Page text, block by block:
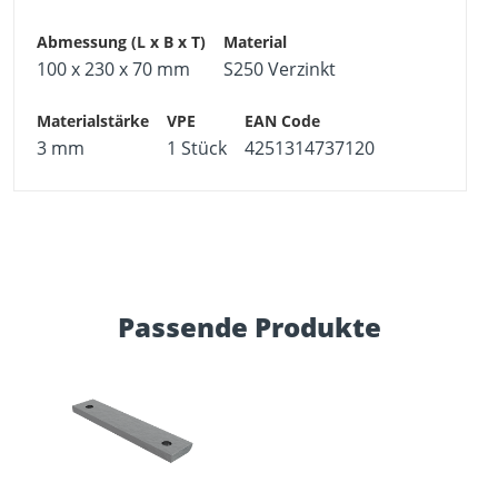
100 x 230 x 70 mm S250 Verzinkt
3 mm 1 Stück 4251314737120
Passende Produkte